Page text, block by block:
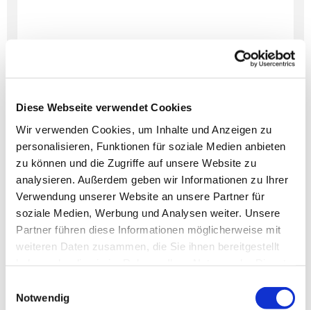
Diese Webseite verwendet Cookies
Wir verwenden Cookies, um Inhalte und Anzeigen zu
personalisieren, Funktionen für soziale Medien anbieten
zu können und die Zugriffe auf unsere Website zu
analysieren. Außerdem geben wir Informationen zu Ihrer
Verwendung unserer Website an unsere Partner für
soziale Medien, Werbung und Analysen weiter. Unsere
Partner führen diese Informationen möglicherweise mit
weiteren Daten zusammen, die Sie ihnen bereitgestellt
Notwendig
interessieren